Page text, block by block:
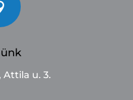
Attila u. 3.